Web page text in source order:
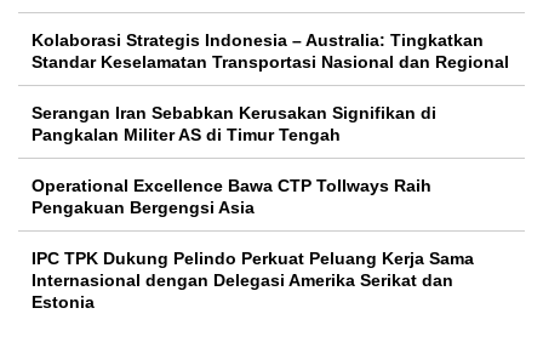
Kolaborasi Strategis Indonesia – Australia: Tingkatkan
Standar Keselamatan Transportasi Nasional dan Regional
Serangan Iran Sebabkan Kerusakan Signifikan di
Pangkalan Militer AS di Timur Tengah
Operational Excellence Bawa CTP Tollways Raih
Pengakuan Bergengsi Asia
IPC TPK Dukung Pelindo Perkuat Peluang Kerja Sama
Internasional dengan Delegasi Amerika Serikat dan
Estonia